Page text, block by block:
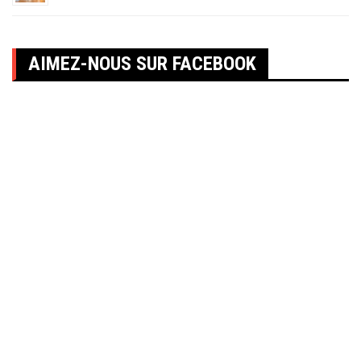
AIMEZ-NOUS SUR FACEBOOK